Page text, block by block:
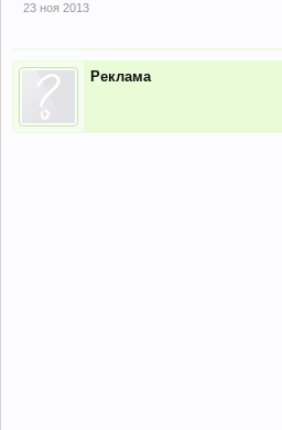
23 ноя 2013
Реклама